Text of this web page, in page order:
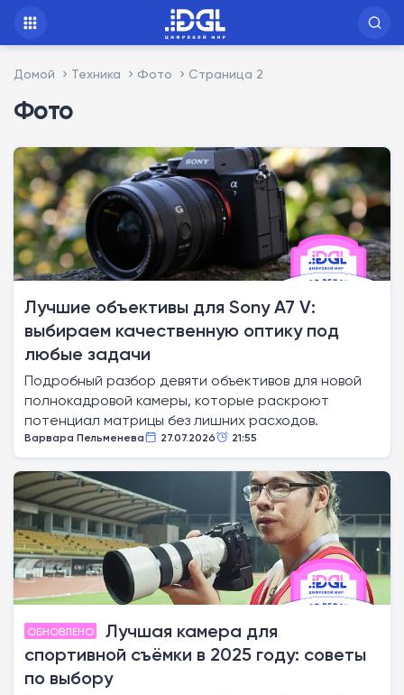
Домой Техника Фото Страница 2
Фото
Лучшие объективы для Sony A7 V:
выбираем качественную оптику под
любые задачи
Подробный разбор девяти объективов для новой
полнокадровой камеры, которые раскроют
потенциал матрицы без лишних расходов.
Варвара Пельменева 27.07.2026 21:55
ОБНОВЛЕНО
Лучшая камера для
спортивной съёмки в 2025 году: советы
по выбору